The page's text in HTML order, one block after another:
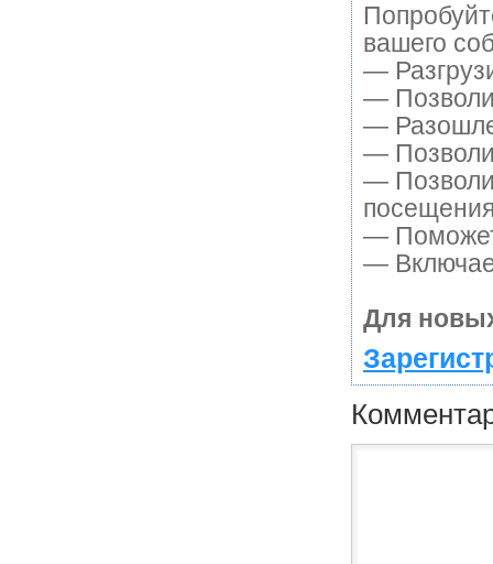
вашего
—
—
—
—
—
— Поможет
—
Для